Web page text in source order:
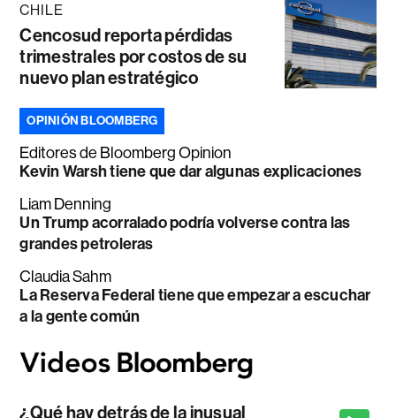
CHILE
Cencosud reporta pérdidas
trimestrales por costos de su
nuevo plan estratégico
OPINIÓN BLOOMBERG
Editores de Bloomberg Opinion
Kevin Warsh tiene que dar algunas explicaciones
Liam Denning
Un Trump acorralado podría volverse contra las
grandes petroleras
Claudia Sahm
La Reserva Federal tiene que empezar a escuchar
a la gente común
¿Qué hay detrás de la inusual